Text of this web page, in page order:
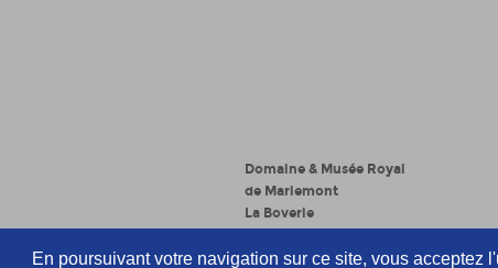
En poursuivant votre navigation sur ce site, vous
Domaine & Musée Royal
de Mariemont
La Boverie